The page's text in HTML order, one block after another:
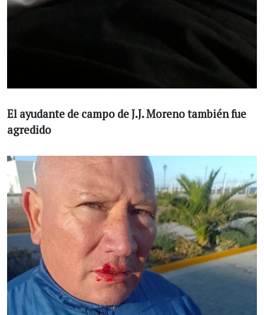
El ayudante de campo de J.J. Moreno también fue
agredido